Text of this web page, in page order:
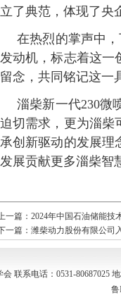
立了典范，体现了央
在热烈的掌声中
发动机，标志着这一
留念，共同铭记这一
淄柴新一代230微
迫切需求，更为淄柴
承创新驱动的发展理
发展贡献更多淄柴智
一篇： 2024年中国石油储能技
一篇： 潍柴动力股份有限公司
联系电话：0531-80687025
鲁